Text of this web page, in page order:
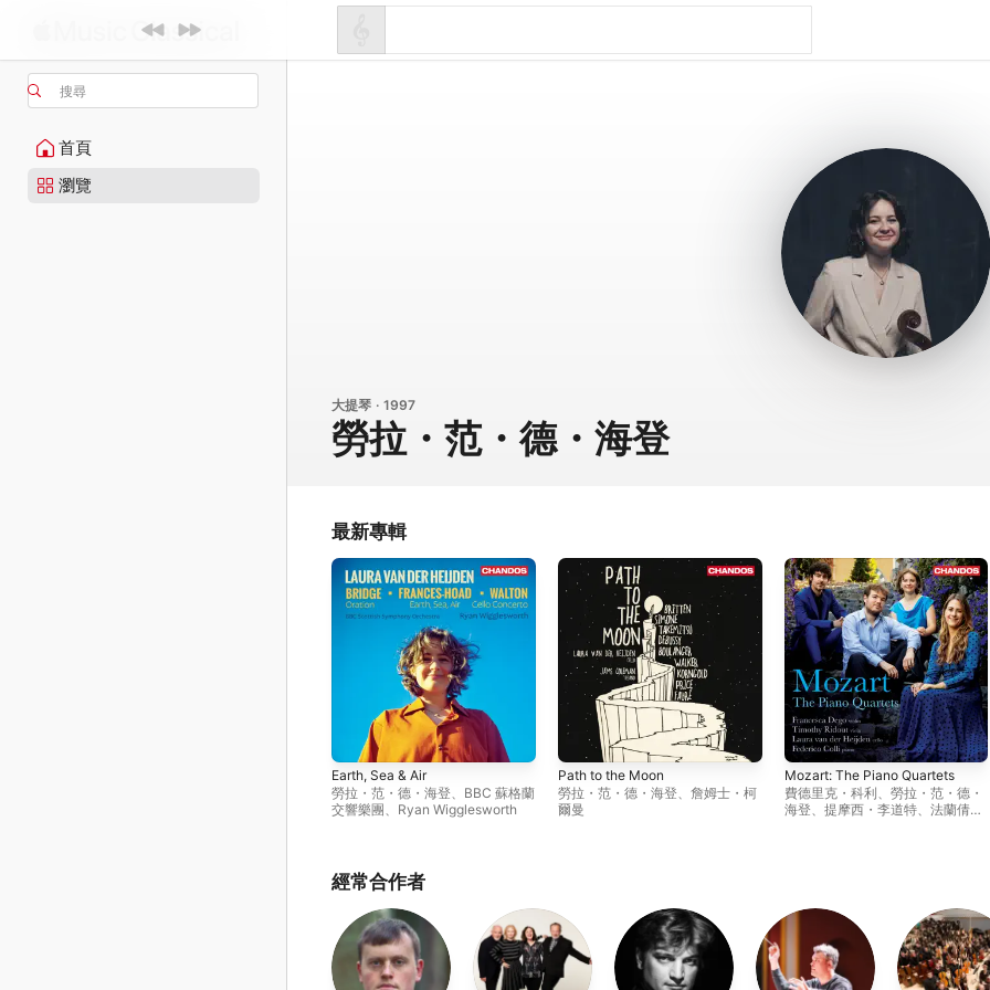
搜尋
首頁
瀏覽
大提琴 · 1997
勞拉・范・德・海登
最新專輯
Earth, Sea & Air
勞拉・范・德・海登
BBC 蘇格蘭
交響樂團
Ryan Wigglesworth
Path to the Moon
勞拉・范・德・海登、 詹姆士・柯
爾曼
Mozart: The Piano Quartets
費德里克・科利
勞拉・范・德・
海登、 提摩西・李道特、 法蘭倩絲
經常合作者